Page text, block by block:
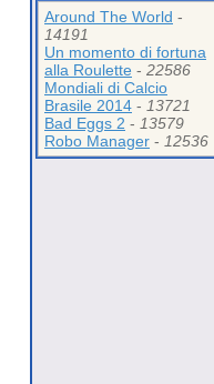
Around The World -
14191
Un momento di fortuna
alla Roulette - 22586
Mondiali di Calcio
Brasile 2014 - 13721
Bad Eggs 2 - 13579
Robo Manager - 12536